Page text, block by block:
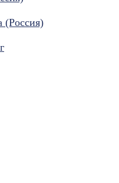
(Россия)